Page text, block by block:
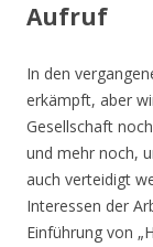
Aufruf
In den
erkämpft, aber
Gesellschaft
und mehr noch,
auch verteidigt
Interessen der
Einführung von